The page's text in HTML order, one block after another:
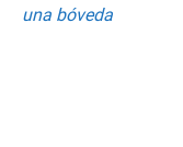
una bóveda